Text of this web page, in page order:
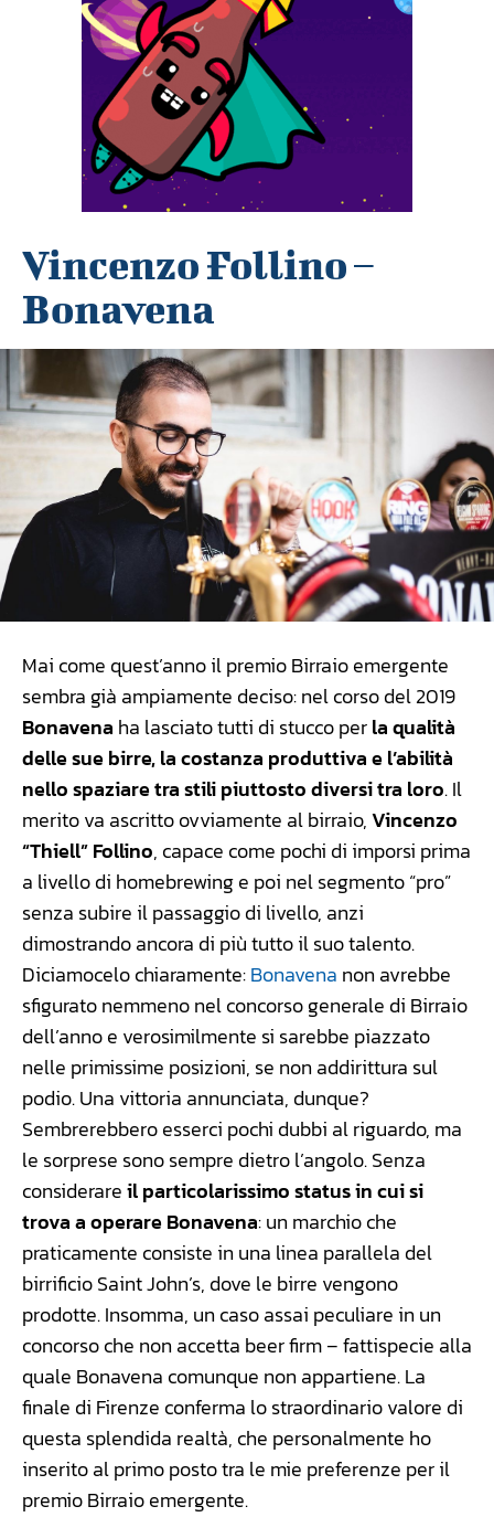
Vincenzo Follino –
Bonavena
Mai come quest’anno il premio Birraio emergente
sembra già ampiamente deciso: nel corso del 2019
Bonavena ha lasciato tutti di stucco perla qualità
delle sue birre, la costanza produttiva e l’abilità
nello spaziare tra stili piuttosto diversi tra loro. Il
merito va ascritto ovviamente al birraio,Vincenzo
“Thiell” Follino, capace come pochi di imporsi prima
a livello di homebrewing e poi nel segmento “pro”
senza subire il passaggio di livello, anzi
dimostrando ancora di più tutto il suo talento.
Diciamocelo chiaramente:Bonavena non avrebbe
sfigurato nemmeno nel concorso generale di Birraio
dell’anno e verosimilmente si sarebbe piazzato
nelle primissime posizioni, se non addirittura sul
podio. Una vittoria annunciata, dunque?
Sembrerebbero esserci pochi dubbi al riguardo, ma
le sorprese sono sempre dietro l’angolo. Senza
considerareil particolarissimo status in cui si
trova a operare Bonavena: un marchio che
praticamente consiste in una linea parallela del
birrificio Saint John’s, dove le birre vengono
prodotte. Insomma, un caso assai peculiare in un
concorso che non accetta beer firm – fattispecie alla
quale Bonavena comunque non appartiene. La
finale di Firenze conferma lo straordinario valore di
questa splendida realtà, che personalmente ho
inserito al primo posto tra le mie preferenze per il
premio Birraio emergente.